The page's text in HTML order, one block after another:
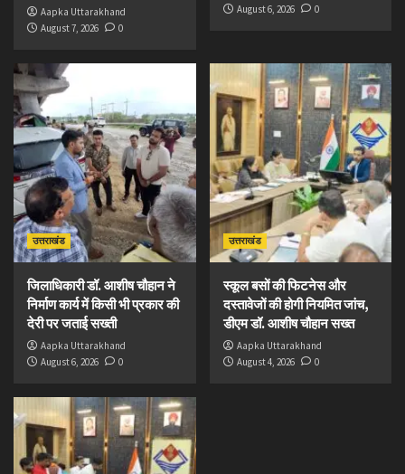
Aapka Uttarakhand
August 7, 2026
0
August 6, 2026
0
उत्तराखंड
जिलाधिकारी डॉ. आशीष चौहान ने
निर्माण कार्य में किसी भी प्रकार की
देरी पर जताई सख्ती
Aapka Uttarakhand
August 6, 2026
0
उत्तराखंड
स्कूल बसों की फिटनेस और
दस्तावेजों की होगी नियमित जांच,
डीएम डॉ. आशीष चौहान सख्त
Aapka Uttarakhand
August 4, 2026
0